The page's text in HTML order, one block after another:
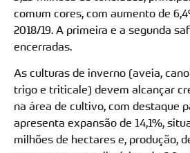
comum cores, com aumento de
2018/19. A primeira e a segunda
encerradas.
As culturas de inverno (aveia,
trigo e triticale) devem alcançar
na área de cultivo, com destaque
apresenta expansão de 14,1%,
milhões de hectares e, produção,